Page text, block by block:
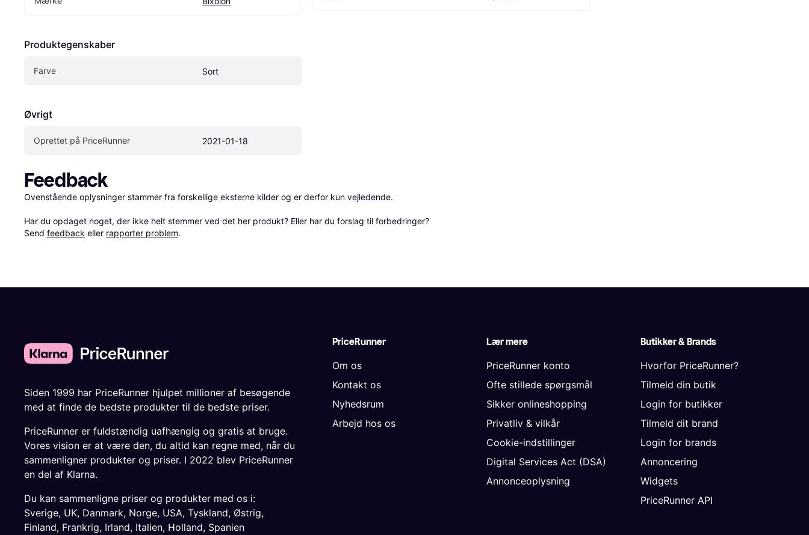
Produktegenskaber
Farve Sort
Øvrigt
Oprettet på PriceRunner 2021-01-18
Feedback
Ovenstående oplysninger stammer fra forskellige eksterne kilder og er derfor kun vejledende.
Har du opdaget noget, der ikke helt stemmer ved det her produkt? Eller har du forslag til forbedringer?
Send feedback eller rapporter problem.
PriceRunner
Om os
Kontakt os
Nyhedsrum
Arbejd hos os
Lær mere
PriceRunner konto
Ofte stillede spørgsmål
Sikker onlineshopping
Privatliv & vilkår
Cookie-indstillinger
Digital Services Act (DSA)
Annonceoplysning
Butikker & Brands
Hvorfor PriceRunner?
Tilmeld din butik
Login for butikker
Tilmeld dit brand
Login for brands
Annoncering
Widgets
PriceRunner API
Siden 1999 har PriceRunner hjulpet millioner af besøgende
med at finde de bedste produkter til de bedste priser.
PriceRunner er fuldstændig uafhængig og gratis at bruge.
Vores vision er at være den, du altid kan regne med, når du
sammenligner produkter og priser. I 2022 blev PriceRunner
en del af Klarna.
Du kan sammenligne priser og produkter med os i:
Sverige, UK, Danmark, Norge, USA, Tyskland, Østrig,
Finland, Frankrig, Irland, Italien, Holland, Spanien